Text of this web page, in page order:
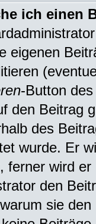
ich einen
eigenen
-Button
den Beitrag
des
wurde. Er
ferner wird
den
sie